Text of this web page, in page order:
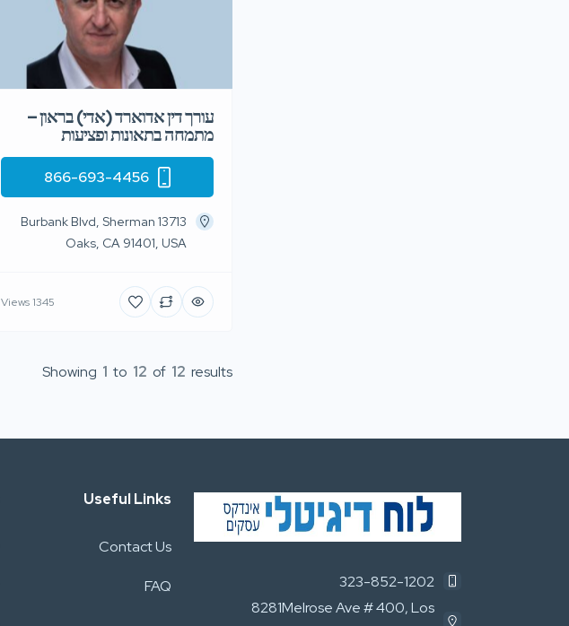
עורך דין אדוארד (אדי) בראון –
מתמחה בתאונות ופציעות
866-693-4456
13713 Burbank Blvd, Sherman
Oaks, CA 91401, USA
1345 Views
Showing 1 to 12 of 12 results
323-852-1202
8281Melrose Ave # 400, Los
Useful Links
Contact Us
FAQ